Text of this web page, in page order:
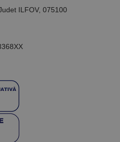
ILFOV, 075100